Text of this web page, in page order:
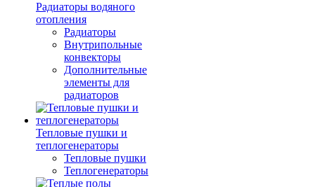
Радиаторы водяного
отопления
Радиаторы
Внутрипольные
конвекторы
Дополнительные
элементы для
радиаторов
Тепловые пушки и
теплогенераторы
Тепловые пушки
Теплогенераторы